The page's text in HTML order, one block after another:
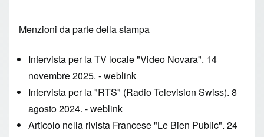
Menzioni da parte della stampa
Intervista per la TV locale "Video Novara". 14
novembre 2025. -weblink
Intervista per la "RTS" (Radio Television Swiss). 8
agosto 2024. -weblink
Articolo nella rivista Francese "Le Bien Public". 24